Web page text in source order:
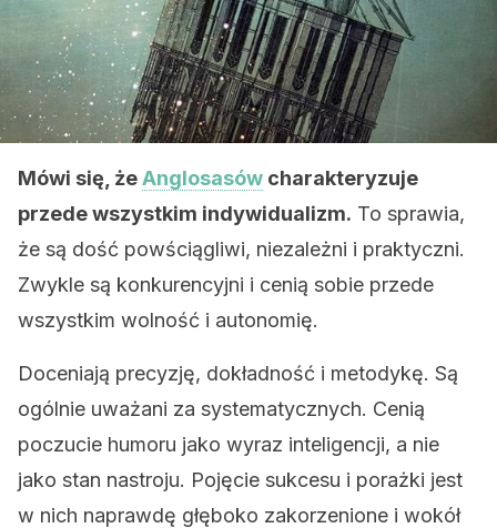
Mówi się, żeAnglosasów charakteryzuje
przede wszystkim indywidualizm. To sprawia,
że są dość powściągliwi, niezależni i praktyczni.
Zwykle są konkurencyjni i cenią sobie przede
wszystkim wolność i autonomię.
Doceniają precyzję, dokładność i metodykę. Są
ogólnie uważani za systematycznych. Cenią
poczucie humoru jako wyraz inteligencji, a nie
jako stan nastroju. Pojęcie sukcesu i porażki jest
w nich naprawdę głęboko zakorzenione i wokół